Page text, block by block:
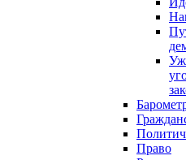
Право